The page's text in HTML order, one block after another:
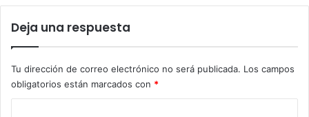
Deja una respuesta
Tu dirección de correo electrónico no será publicada. Los campos
obligatorios están marcados con *